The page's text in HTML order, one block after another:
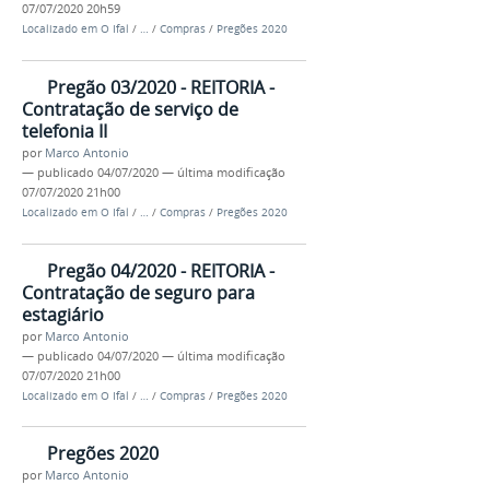
07/07/2020 20h59
Localizado em O Ifal / … / Compras / Pregões 2020
Pregão 03/2020 - REITORIA -
Contratação de serviço de
telefonia II
por Marco Antonio
— publicado 04/07/2020 — última modificação
07/07/2020 21h00
Localizado em O Ifal / … / Compras / Pregões 2020
Pregão 04/2020 - REITORIA -
Contratação de seguro para
estagiário
por Marco Antonio
— publicado 04/07/2020 — última modificação
07/07/2020 21h00
Localizado em O Ifal / / Compras / Pregões 2020
Pregões 2020
por Marco Antonio